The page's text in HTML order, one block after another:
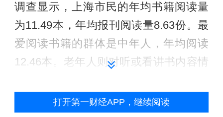
调查显示，上海市民的年均书籍阅读量
为11.49本，年均报刊阅读量8.63份。最
爱阅读书籍的群体是中年人，年均阅读
12.46本。老年人则对听或看讲书内容情
年阅读20本书以上的读者属于“深阅读群
打开第一财经APP，继续阅读